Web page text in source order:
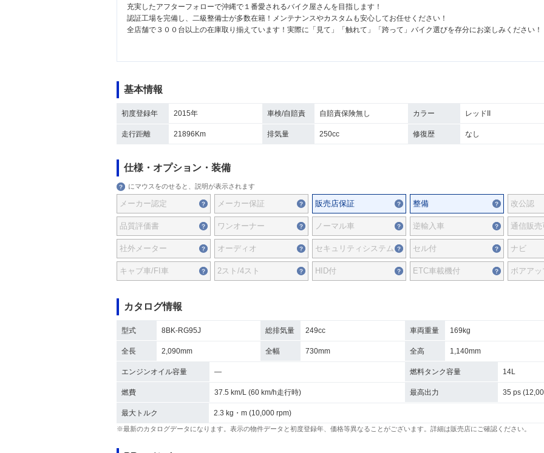
充実したアフターフォローで沖縄で１番愛されるバイク屋さんを目指します！
認証工場を完備し、二級整備士が多数在籍！メンテナンスやカスタムも安心してお任せください！
全店舗で３００台以上の在庫取り揃えています！実際に「見て」「触れて」「跨って」バイク選びを存分にお楽しみください！
基本情報
初度登録年 2015年 車検/自賠責 自賠責保険無し カラー レッドII
走行距離 21896Km 排気量 250cc 修復歴 なし
仕様・オプション・装備
にマウスをのせると、説明が表示されます
メーカー認定 メーカー保証 販売店保証 整備 改公認
品質評価書 ワンオーナー ノーマル車 逆輸入車 通信販売
社外メーター オーディオ セキュリティシステム セル付 ナビ
キャブ車/FI車 2スト/4スト HID付 ETC車載機付 ボアアッ
カタログ情報
型式 8BK-RG95J 総排気量 249cc 車両重量 169kg
全長 2,090mm 全幅 730mm 全高 1,140mm
エンジンオイル容量 ― 燃料タンク容量 14L
燃費 37.5 km/L (60 km/h走行時) 最高出力 35 ps
最大トルク 2.3 kg・m (10,000 rpm)
※最新のカタログデータになります。表示の物件データと初度登録年、価格等異なることがございます。詳細は販売店にご確認ください。